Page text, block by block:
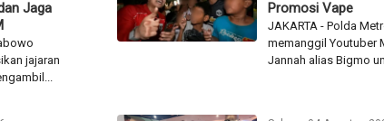
Jaga
jajaran
Promosi Vape
JAKARTA - Polda
memanggil Youtuber
Jannah alias Bigmo